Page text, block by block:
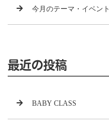
今月のテーマ・イベント
最近の投稿
BABY CLASS